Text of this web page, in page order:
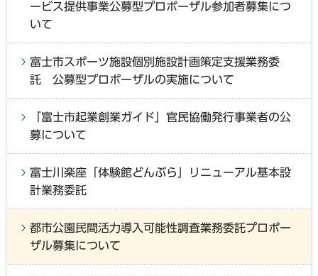
ービス提供事業公募型プロポーザル参加者募集につ
いて
富士市スポーツ施設個別施設計画策定支援業務委
託 公募型プロポーザルの実施について
「富士市起業創業ガイド」官民協働発行事業者の公
募について
富士川楽座「体験館どんぶら」リニューアル基本設
計業務委託
都市公園民間活力導入可能性調査業務委託プロポー
ザル募集について